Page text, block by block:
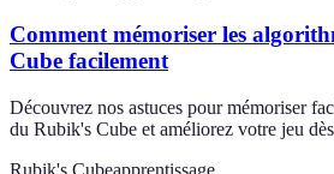
Comment mémoriser les
Cube facilement
Découvrez nos astuces pour mémoriser
du Rubik's Cube et améliorez votre jeu
Rubik's Cubeapprentissage